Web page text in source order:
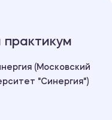
(Московский
"Синергия")